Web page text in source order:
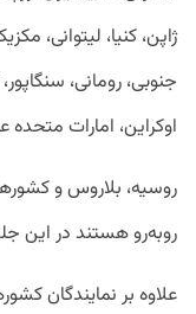
ژاپن، کنیا، لیتوانی،
جنوبی، رومانی،
اوکراین، امارات متحده
روسیه، بلاروس و
روبه‌رو هستند در این
علاوه بر نمایندگان